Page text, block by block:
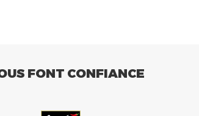
FONT CONFIANCE